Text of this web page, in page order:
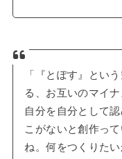
「『とぽす』とい
る、お互いのマイ
自分を自分として
こがないと創作っ
ね。何をつくりた